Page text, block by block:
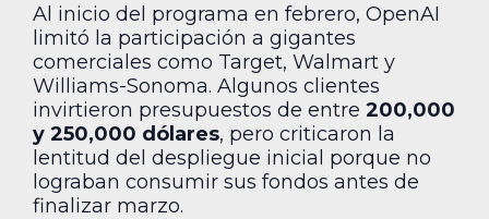
Al inicio del programa en febrero, OpenAI
limitó la participación a gigantes
comerciales como Target, Walmart y
Williams-Sonoma. Algunos clientes
invirtieron presupuestos de entre 200,000
y 250,000 dólares, pero criticaron la
lentitud del despliegue inicial porque no
lograban consumir sus fondos antes de
finalizar marzo.